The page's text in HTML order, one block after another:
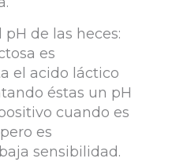
de las heces:
es
el acido láctico
éstas un pH
cuando es
es
sensibilidad.